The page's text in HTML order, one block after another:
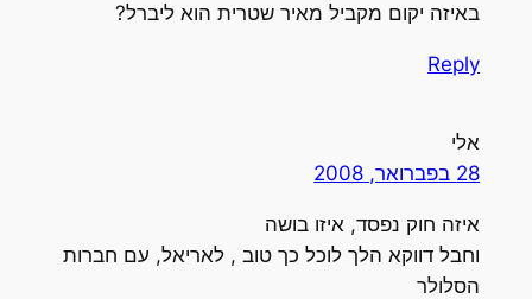
באיזה יקום מקביל מאיר שטרית הוא ליברל?
Reply
אלי
28 בפברואר, 2008
איזה חוק נפסד, איזו בושה
וחבל דווקא הלך לוכל כך טוב , לאריאל, עם חברות
הסלולר